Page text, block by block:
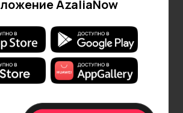
AzaliaNow